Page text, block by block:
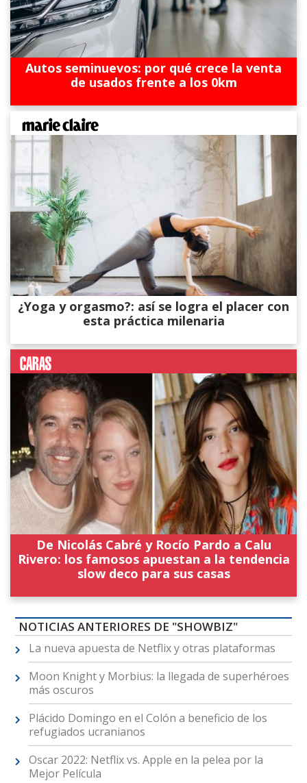
Autos seminuevos: por qué crece la venta
de usados frente a los 0km
¿Yoga y orgasmo?: así se logra el placer con
esta práctica milenaria
De Nicolás Cabré y Rocío Pardo a Calu
Rivero: los famosos apuestan a la tendencia
slow deco para sus casas
NOTICIAS ANTERIORES DE "SHOWBIZ"
La nueva apuesta de Netflix y otras plataformas
Moon Knight y Morbius: la llegada de superhéroes
más oscuros
Plácido Domingo en el Colón a beneficio de los
refugiados ucranianos
Oscar 2022: Netflix vs. Apple en la pelea por la
Mejor Película